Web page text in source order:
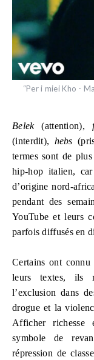
“Per i miei Kho -
Belek(attention),
(interdit), hebs
termes sont de
hip-hop italien,
d’origine nord-
pendant des
YouTube et leurs
parfois diffusés en
Certains ont
leurs textes, ils
l’exclusion dans
drogue et la
Afficher richesse
symbole de
répression de